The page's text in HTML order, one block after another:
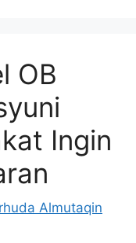
OB
Ingin
Almutaqin